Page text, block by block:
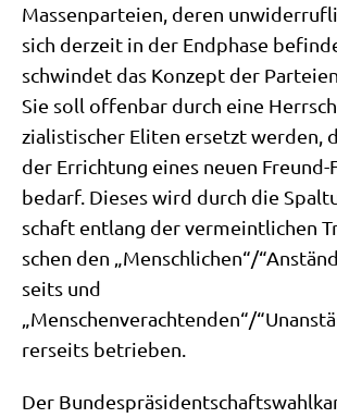
Mas­sen­par­tei­en, deren
sich der­zeit in der End­pha­se
schwin­det das Kon­zept der
Sie soll offen­bar durch eine
zia­li­sti­scher Eli­ten ersetzt wer­den,
der Errich­tung eines neu­en Freund-
bedarf. Die­ses wird durch die
schaft ent­lang der ver­meint­li­chen
schen den „Menschlichen“/
seits und
„Menschenverachtenden“/
rer­seits betrieben.
Der